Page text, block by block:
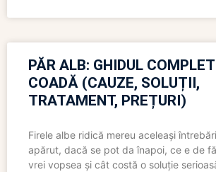
PĂR ALB: GHIDUL
COADĂ (CAUZE, SOLUȚII,
TRATAMENT, PREȚURI)
Firele albe ridică mereu aceleași
apărut, dacă se pot da înapoi, ce e de
vrei vopsea și cât costă o soluție